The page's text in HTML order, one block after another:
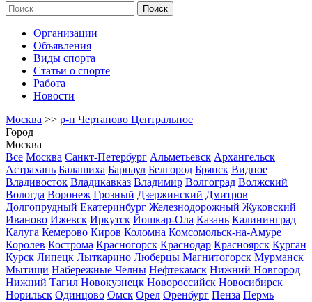
Организации
Объявления
Виды спорта
Статьи о спорте
Работа
Новости
Москва >> р-н Чертаново Центральное
Город
Москва
Все Москва Санкт-Петербург Альметьевск Архангельск
Астрахань Балашиха Барнаул Белгород Брянск Видное
Владивосток Владикавказ Владимир Волгоград Волжский
Вологда Воронеж Грозный Дзержинский Дмитров
Долгопрудный Екатеринбург Железнодорожный Жуковский
Иваново Ижевск Иркутск Йошкар-Ола Казань Калининград
Калуга Кемерово Киров Коломна Комсомольск-на-Амуре
Королев Кострома Красногорск Краснодар Красноярск Курган
Курск Липецк Лыткарино Люберцы Магнитогорск Мурманск
Мытищи Набережные Челны Нефтекамск Нижний Новгород
Нижний Тагил Новокузнецк Новороссийск Новосибирск
Норильск Одинцово Омск Орел Оренбург Пенза Пермь